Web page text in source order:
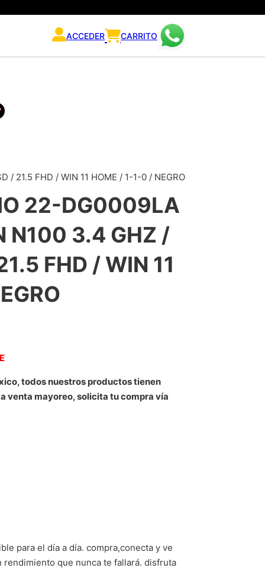
ACCEDER CARRITO
/ 21.5 FHD / WIN 11 HOME / 1-1-0 / NEGRO
22-DG0009LA
N100 3.4 GHZ /
FHD / WIN 11
todos nuestros productos tienen
venta mayoreo, solicita tu compra vía
para el día a día. compra,conecta y ve
que nunca te fallará. disfruta